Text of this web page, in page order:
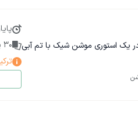
به این پروژه، منتظر پیشنهادات
یک استوری موشن شیک با تم آبی
30